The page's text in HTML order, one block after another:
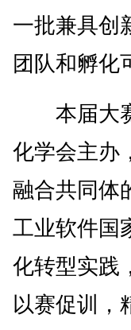
一批兼具创
团队和孵化
本届大赛
化学会主办
融合共同体
工业软件国
化转型实践
以赛促训，